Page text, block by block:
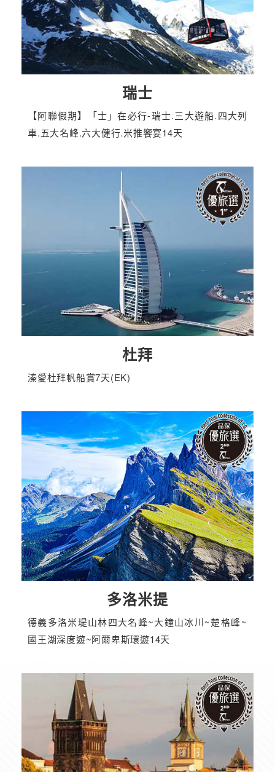
瑞士
【阿聯假期】「士」在必行-瑞士.三大遊船.四大列
車.五大名峰.六大健行.米推饗宴14天
杜拜
溱愛杜拜帆船賞7天(EK)
多洛米提
德義多洛米堤山林四大名峰~大鐘山冰川~楚格峰~
國王湖深度遊~阿爾卑斯環遊14天